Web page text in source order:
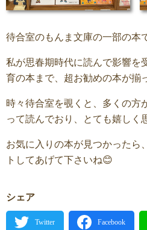
待合室のもんま文庫の一部の本
私が思春期時代に読んで影響を
育の本まで、超お勧めの本が揃
時々待合室を覗くと、多くの方
って読んでおり、とても嬉しく
お気に入りの本が見つかったら
トしてあげて下さいね😊
シェア